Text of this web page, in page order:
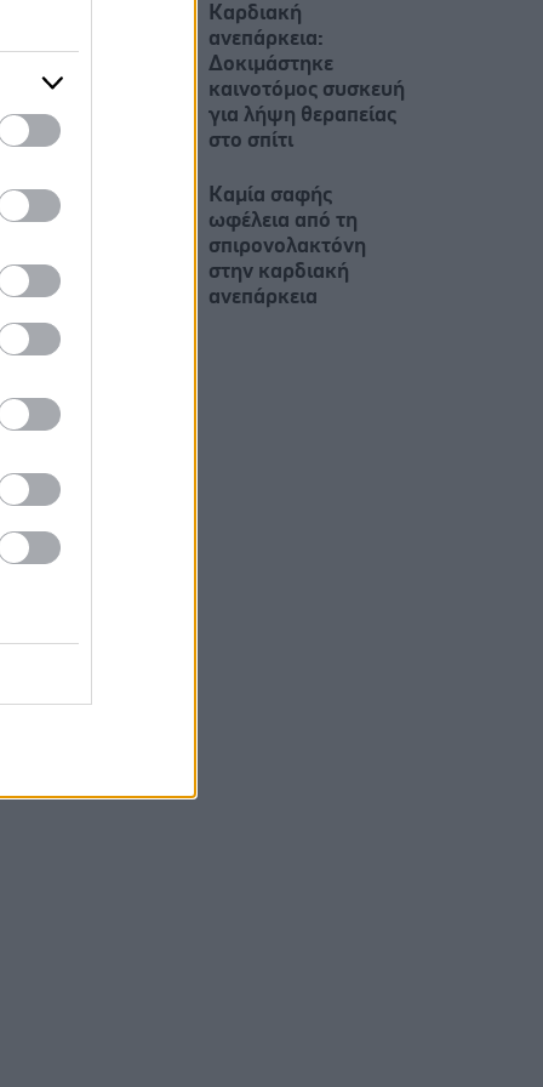
Καρδιακή
ανεπάρκεια:
Δοκιμάστηκε
καινοτόμος συσκευή
για λήψη θεραπείας
στο σπίτι
Καμία σαφής
ωφέλεια από τη
σπιρονολακτόνη
στην καρδιακή
ανεπάρκεια